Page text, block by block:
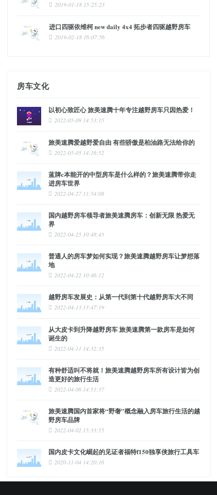
2019-01-18 15:25:23
进口四驱依维柯 new daily 4x4 拓步者四驱越野房车
2019-02-18 16:07:56
房车文化
以初心致匠心 旅美速腾十年专注越野房车只因热爱！
2022-05-09 14:53:15
旅美速腾爱越野爱自由 有些骄傲是柏油路无法给你的
2022-05-05 14:16:52
蓝牌c本能开的中型房车是什么样的？旅美速腾带你走
进房车世界
2022-04-27 11:54:08
国内越野房车领导者旅美速腾房车：创新无限 热爱无
界
2022-04-25 10:48:43
普通人的房车梦如何实现？旅美速腾越野房车让梦想落
地
2022-04-22 10:46:12
越野房车发展史：从第一代到第十代越野房车大不同
2022-04-13 13:47:19
从大皮卡到升降越野房车 旅美速腾第一款房车是如何
诞生的
2022-04-11 14:32:35
有种舒适叫不将就！旅美速腾越野房车所有设计皆为创
造更好的旅行生活
2022-04-06 14:51:37
旅美速腾国内首家将“野奢”概念融入房车旅行生活的越
野房车品牌
2022-04-02 15:33:55
国内皮卡文化崛起的见证者福特f150独享侠旅行工具车
2020-11-04 14:20:16